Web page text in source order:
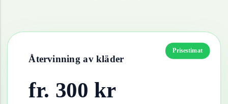
Prisestimat
Återvinning av kläder
fr. 300 kr